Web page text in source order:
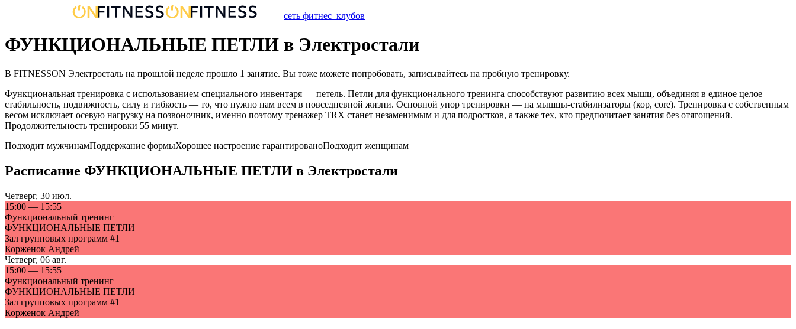
сеть фитнес–клубов
ФУНКЦИОНАЛЬНЫЕ ПЕТЛИ в Электростали
В FITNESSON Электросталь на прошлой неделе прошло 1 занятие. Вы тоже можете попробовать, записывайтесь на пробную тренировку.
Функциональная тренировка с использованием специального инвентаря — петель. Петли для функционального тренинга способствуют развитию всех мышц, объединяя в единое целое
стабильность, подвижность, силу и гибкость — то, что нужно нам всем в повседневной жизни. Основной упор тренировки — на мышцы-стабилизаторы (кор, core). Тренировка с собственным
весом исключает осевую нагрузку на позвоночник, именно поэтому тренажер TRX станет незаменимым и для подростков, а также тех, кто предпочитает занятия без отягощений.
Продолжительность тренировки 55 минут.
Подходит мужчинамПоддержание формыХорошее настроение гарантированоПодходит женщинам
Расписание ФУНКЦИОНАЛЬНЫЕ ПЕТЛИ в Электростали
Четверг, 30 июл.
15:00 — 15:55
Функциональный тренинг
ФУНКЦИОНАЛЬНЫЕ ПЕТЛИ
Зал групповых программ #1
Корженок Андрей
Четверг, 06 авг.
15:00 — 15:55
Функциональный тренинг
ФУНКЦИОНАЛЬНЫЕ ПЕТЛИ
Зал групповых программ #1
Корженок Андрей